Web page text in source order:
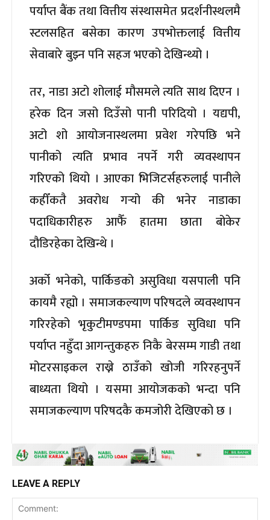
पर्याप्त बैंक तथा वित्तीय संस्थासमेत प्रदर्शनीस्थलमै
स्टलसहित बसेका कारण उपभोक्तलाई वित्तीय
सेवाबारे बुझ्न पनि सहज भएको देखिन्थ्यो ।
तर, नाडा अटो शोलाई मौसमले त्यति साथ दिएन ।
हरेक दिन जसो दिउँसो पानी परिदियो । यद्यपी,
अटो शो आयोजनास्थलमा प्रवेश गरेपछि भने
पानीको त्यति प्रभाव नपर्ने गरी व्यवस्थापन
गरिएको थियो । आएका भिजिटर्सहरुलाई पानीले
कहीँकतै अवरोध गर्‍यो की भनेर नाडाका
पदाधिकारीहरु आफैँ हातमा छाता बोकेर
दौडिरहेका देखिन्थे ।
अर्को भनेको, पार्किङको असुविधा यसपाली पनि
कायमै रह्यो । समाजकल्याण परिषदले व्यवस्थापन
गरिरहेको भृकुटीमण्डपमा पार्किङ सुविधा पनि
पर्याप्त नहुँदा आगन्तुकहरु निकै बेरसम्म गाडी तथा
मोटरसाइकल राख्ने ठाउँको खोजी गरिरहनुपर्ने
बाध्यता थियो । यसमा आयोजकको भन्दा पनि
समाजकल्याण परिषदकै कमजोरी देखिएको छ ।
LEAVE A REPLY